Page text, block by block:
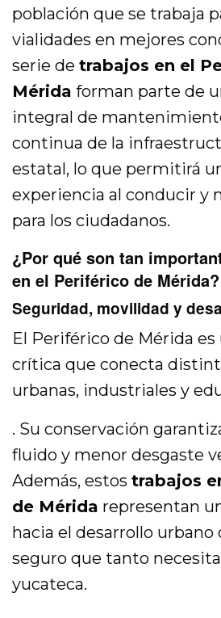
población que se trabaja
vialidades en mejores
serie detrabajos en el
Mérida forman parte de
integral de
continua de la
estatal, lo que permitirá
experiencia al conducir y
para los ciudadanos.
¿Por qué son tan
en el Periférico de Mérida?
Seguridad, movilidad y
El Periférico de Mérida es
crítica que conecta
urbanas, industriales y
. Su conservación
fluido y menor desgaste
Además, estostrabajos
de Mérida representan
hacia el desarrollo urbano
seguro que tanto
yucateca.